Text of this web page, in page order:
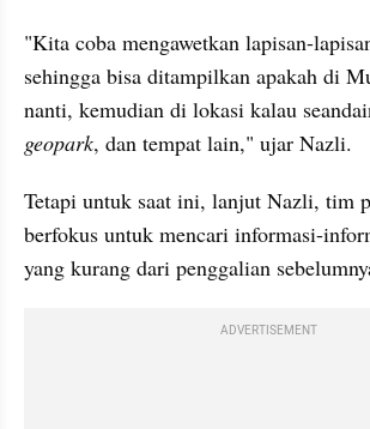
"Kita coba mengawetkan lapisan-
sehingga bisa ditampilkan apakah di
geopark, dan tempat lain," ujar Nazli.
Tetapi untuk saat ini, lanjut Nazli, tim
berfokus untuk mencari informasi-
yang kurang dari penggalian
ADVERTISEMENT